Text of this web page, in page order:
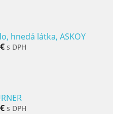
hnedá látka, ASKOY
s DPH
s DPH